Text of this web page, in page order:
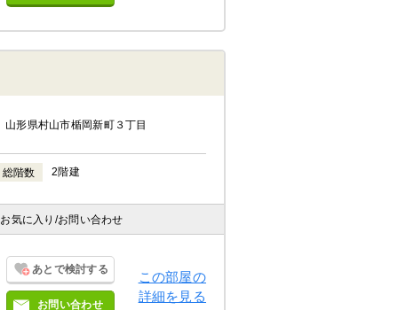
山形県村山市楯岡新町３丁目
総階数 2階建
お気に入り /お問い合わせ
あとで検討する
お問い合わせ
この部屋の
詳細を見る